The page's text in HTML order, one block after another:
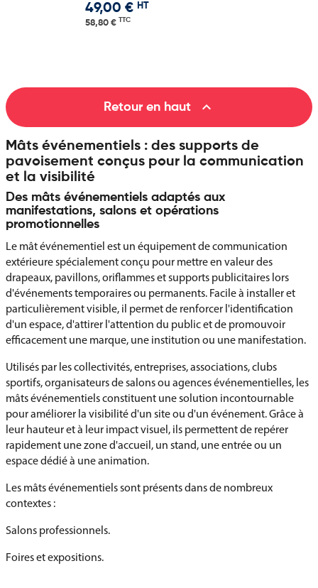
49,00 € HT
58,80 € TTC
Retour en haut 
Mâts événementiels : des supports de
pavoisement conçus pour la communication
et la visibilité
Des mâts événementiels adaptés aux
manifestations, salons et opérations
promotionnelles
Le mât événementiel est un équipement de communication
extérieure spécialement conçu pour mettre en valeur des
drapeaux, pavillons, oriflammes et supports publicitaires lors
d'événements temporaires ou permanents. Facile à installer et
particulièrement visible, il permet de renforcer l'identification
d'un espace, d'attirer l'attention du public et de promouvoir
efficacement une marque, une institution ou une manifestation.
Utilisés par les collectivités, entreprises, associations, clubs
sportifs, organisateurs de salons ou agences événementielles, les
mâts événementiels constituent une solution incontournable
pour améliorer la visibilité d'un site ou d'un événement. Grâce à
leur hauteur et à leur impact visuel, ils permettent de repérer
rapidement une zone d'accueil, un stand, une entrée ou un
espace dédié à une animation.
Les mâts événementiels sont présents dans de nombreux
contextes :
Salons professionnels.
Foires et expositions.